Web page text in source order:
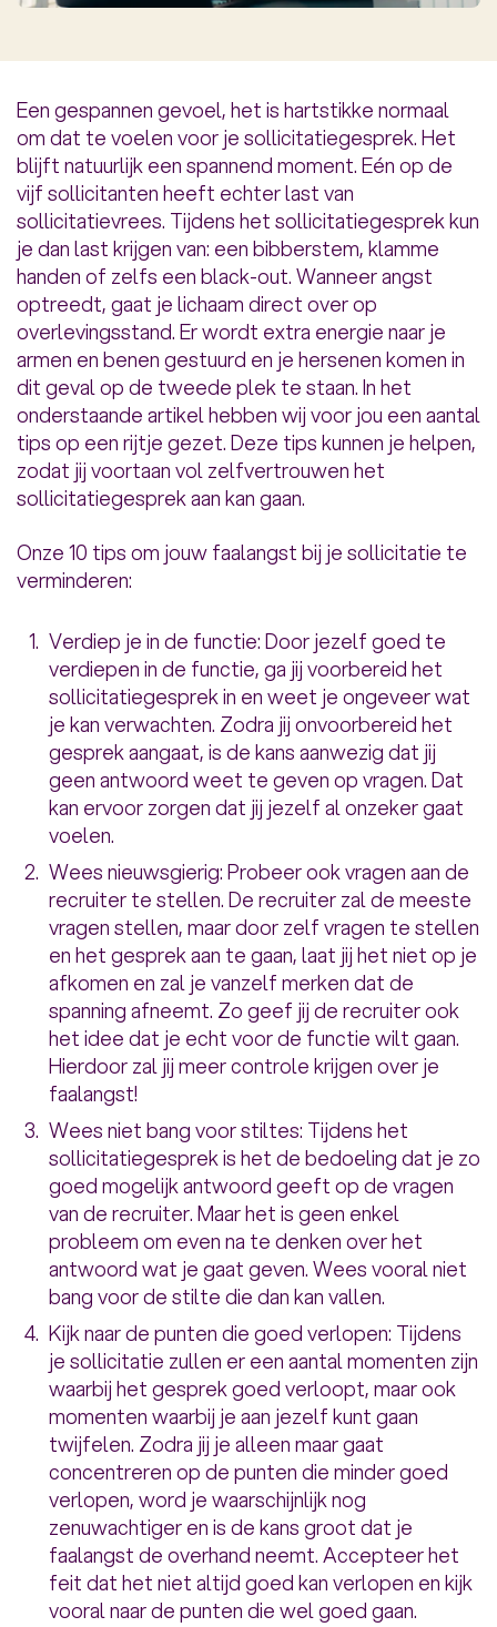
Een gespannen gevoel, het is hartstikke normaal
om dat te voelen voor je sollicitatiegesprek. Het
blijft natuurlijk een spannend moment. Eén op de
vijf sollicitanten heeft echter last van
sollicitatievrees. Tijdens het sollicitatiegesprek kun
je dan last krijgen van: een bibberstem, klamme
handen of zelfs een black-out. Wanneer angst
optreedt, gaat je lichaam direct over op
overlevingsstand. Er wordt extra energie naar je
armen en benen gestuurd en je hersenen komen in
dit geval op de tweede plek te staan. In het
onderstaande artikel hebben wij voor jou een aantal
tips op een rijtje gezet. Deze tips kunnen je helpen,
zodat jij voortaan vol zelfvertrouwen het
sollicitatiegesprek aan kan gaan.
Onze 10 tips om jouw faalangst bij je sollicitatie te
verminderen:
Verdiep je in de functie: Door jezelf goed te
verdiepen in de functie, ga jij voorbereid het
sollicitatiegesprek in en weet je ongeveer wat
je kan verwachten. Zodra jij onvoorbereid het
gesprek aangaat, is de kans aanwezig dat jij
geen antwoord weet te geven op vragen. Dat
kan ervoor zorgen dat jij jezelf al onzeker gaat
voelen.
Wees nieuwsgierig: Probeer ook vragen aan de
recruiter te stellen. De recruiter zal de meeste
vragen stellen, maar door zelf vragen te stellen
en het gesprek aan te gaan, laat jij het niet op je
afkomen en zal je vanzelf merken dat de
spanning afneemt. Zo geef jij de recruiter ook
het idee dat je echt voor de functie wilt gaan.
Hierdoor zal jij meer controle krijgen over je
faalangst!
Wees niet bang voor stiltes: Tijdens het
sollicitatiegesprek is het de bedoeling dat je zo
goed mogelijk antwoord geeft op de vragen
van de recruiter. Maar het is geen enkel
probleem om even na te denken over het
antwoord wat je gaat geven. Wees vooral niet
bang voor de stilte die dan kan vallen.
Kijk naar de punten die goed verlopen: Tijdens
je sollicitatie zullen er een aantal momenten zijn
waarbij het gesprek goed verloopt, maar ook
momenten waarbij je aan jezelf kunt gaan
twijfelen. Zodra jij je alleen maar gaat
concentreren op de punten die minder goed
verlopen, word je waarschijnlijk nog
zenuwachtiger en is de kans groot dat je
faalangst de overhand neemt. Accepteer het
feit dat het niet altijd goed kan verlopen en kijk
vooral naar de punten die wel goed gaan.